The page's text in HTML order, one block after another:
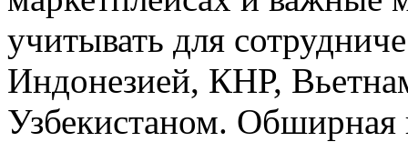
учитывать для
Индонезией, КНР,
Узбекистаном. Обширная